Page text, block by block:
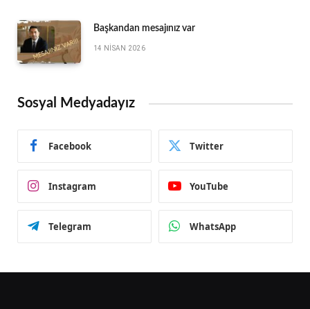
Başkandan mesajınız var
14 NISAN 2026
Sosyal Medyadayız
Facebook Twitter
Instagram YouTube
Telegram WhatsApp